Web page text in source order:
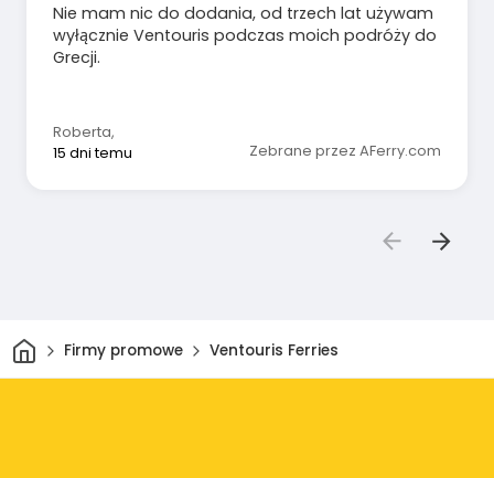
Nie mam nic do dodania, od trzech lat używam
wyłącznie Ventouris podczas moich podróży do
Grecji.
Roberta,
15 dni temu
Zebrane przez AFerry.com
DomFirmy promowe Ventouris Ferries